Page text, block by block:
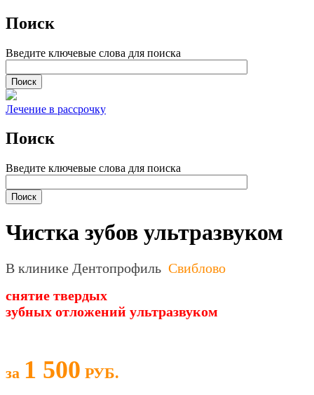
Поиск
Введите ключевые слова для поиска
Лечение в рассрочку
Поиск
Введите ключевые слова для поиска
Чистка зубов ультразвуком
В клинике Дентопрофиль Свиблово
снятие твердых
зубных отложений ультразвуком
за 1 500 РУБ.